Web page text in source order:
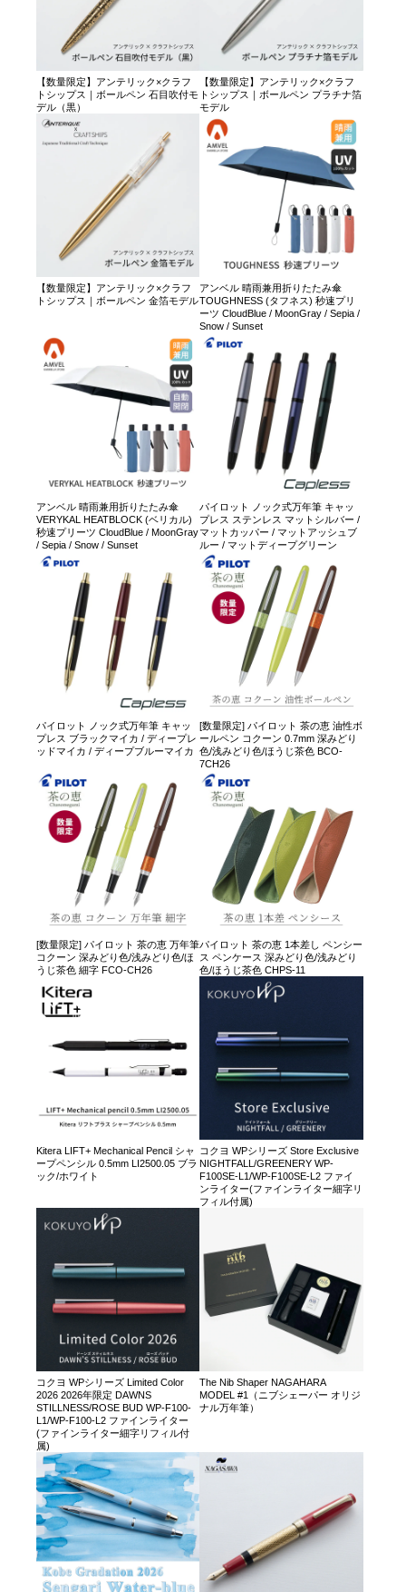
【数量限定】アンテリック×クラフ
トシップス｜ボールペン 石目吹付モ
デル（黒）
【数量限定】アンテリック×クラフ
トシップス｜ボールペン プラチナ箔
モデル
【数量限定】アンテリック×クラフ
トシップス｜ボールペン 金箔モデル
アンベル 晴雨兼用折りたたみ傘
TOUGHNESS (タフネス) 秒速プリ
ーツ CloudBlue / MoonGray / Sepia /
Snow / Sunset
アンベル 晴雨兼用折りたたみ傘
VERYKAL HEATBLOCK (ベリカル)
秒速プリーツ CloudBlue / MoonGray
/ Sepia / Snow / Sunset
パイロット ノック式万年筆 キャッ
プレス ステンレス マットシルバー /
マットカッパー / マットアッシュブ
ルー / マットディープグリーン
パイロット ノック式万年筆 キャッ
プレス ブラックマイカ / ディープレ
ッドマイカ / ディープブルーマイカ
[数量限定] パイロット 茶の恵 油性ボ
ールペン コクーン 0.7mm 深みどり
色/浅みどり色/ほうじ茶色 BCO-
7CH26
[数量限定] パイロット 茶の恵 万年筆
コクーン 深みどり色/浅みどり色/ほ
うじ茶色 細字 FCO-CH26
パイロット 茶の恵 1本差し ペンシー
ス ペンケース 深みどり色/浅みどり
色/ほうじ茶色 CHPS-11
Kitera LIFT+ Mechanical Pencil シャ
ープペンシル 0.5mm LI2500.05 ブラ
ック/ホワイト
コクヨ WPシリーズ Store Exclusive
NIGHTFALL/GREENERY WP-
F100SE-L1/WP-F100SE-L2 ファイ
ンライター(ファインライター細字リ
フィル付属)
コクヨ WPシリーズ Limited Color
2026 2026年限定 DAWNS
STILLNESS/ROSE BUD WP-F100-
L1/WP-F100-L2 ファインライター
(ファインライター細字リフィル付
属)
The Nib Shaper NAGAHARA
MODEL #1（ニブシェーパー オリジ
ナル万年筆）